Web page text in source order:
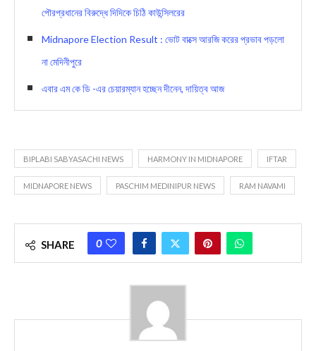
পৌরপ্রধানের বিরুদ্ধে দিদিকে চিঠি কাউন্সিলরের
Midnapore Election Result : ভোট বাক্সে আরজি করের প্রভাব পড়লো
না মেদিনীপুরে
এবার এম কে ডি -এর চেয়ারম্যান হচ্ছেন দীনেন, দায়িত্ব আজ
BIPLABI SABYASACHI NEWS HARMONY IN MIDNAPORE IFTAR
MIDNAPORE NEWS PASCHIM MEDINIPUR NEWS RAM NAVAMI
SHARE 0